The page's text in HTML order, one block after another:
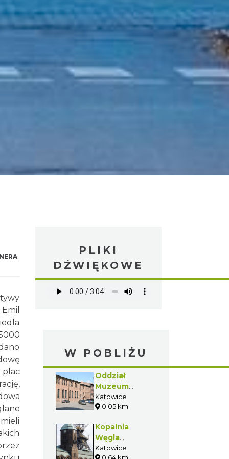
plac
PLIKI
DŹWIĘKOWE
W POBLIŻU
Oddział
Muzeum
Historii
Katowic-Dział
Miasta
Katowice
0.05 km
Kopalnia
Węgla
Kamiennego
Katowice